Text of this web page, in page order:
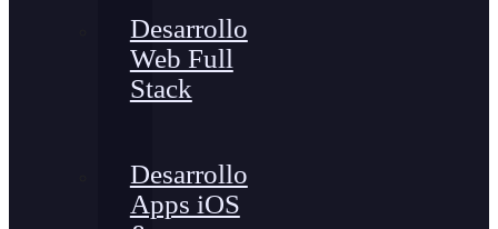
Desarrollo
Web Full
Stack
Desarrollo
Apps iOS